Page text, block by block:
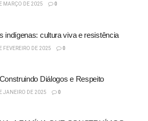
MARÇO DE 2025 0
indígenas: cultura viva e resistência
FEVEREIRO DE 2025 0
Diálogos e Respeito
JANEIRO DE 2025 0